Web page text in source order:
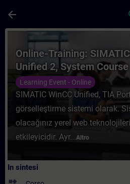
arrow_back
Corso - Online-
Online-Training:
Unified 2, System Course
Learning Event - Online
SIMATIC WinCC Unified, TIA
görselleştirme sistemi olarak.
olacağınız yerel web
etkileyicidir. Ayr...Altro
In sintesi